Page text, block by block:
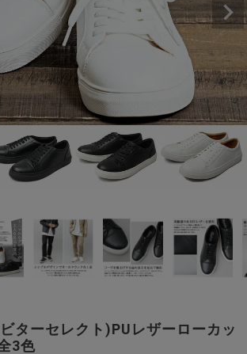
ーセレクト)PUレザーローカッ
3色